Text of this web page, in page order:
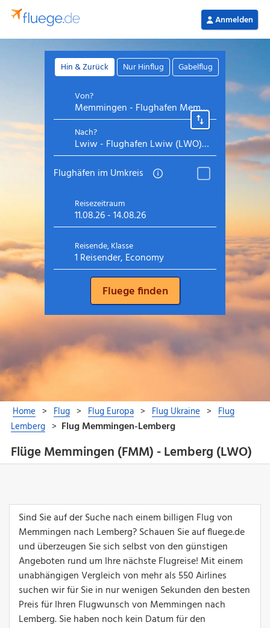
Flüge Memmingen (FMM) - Lemberg (LWO)
Sind Sie auf der Suche nach einem billigen Flug von
Memmingen nach Lemberg? Schauen Sie auf fluege.de
und überzeugen Sie sich selbst von den günstigen
Angeboten rund um Ihre nächste Flugreise! Mit einem
unabhängigen Vergleich von mehr als 550 Airlines
suchen wir für Sie in nur wenigen Sekunden den besten
Preis für Ihren Flugwunsch von Memmingen nach
Lemberg. Sie haben noch kein Datum für den